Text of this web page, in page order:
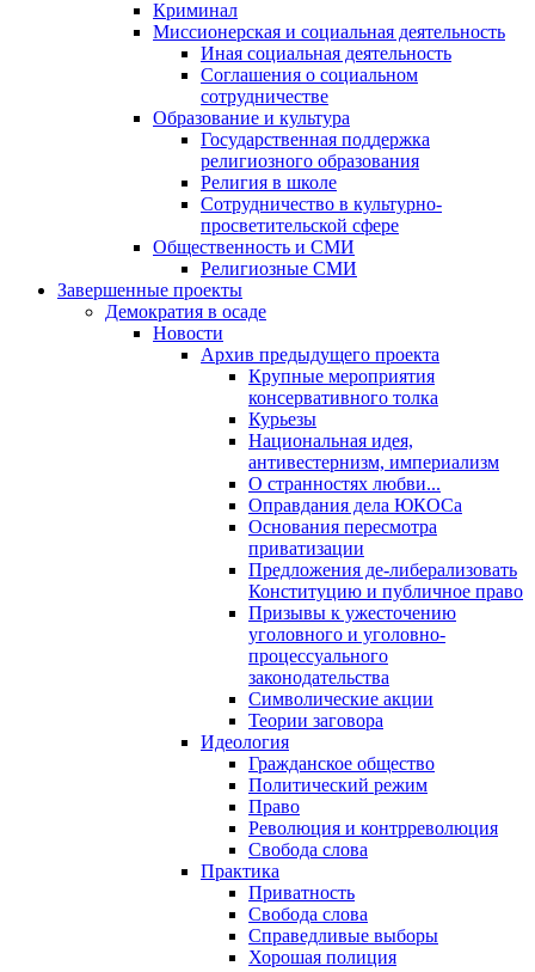
Криминал
Миссионерская и социальная деятельность
Иная социальная деятельность
Соглашения о социальном
сотрудничестве
Образование и культура
Государственная поддержка
религиозного образования
Религия в школе
Сотрудничество в культурно-
просветительской сфере
Общественность и СМИ
Религиозные СМИ
Завершенные проекты
Демократия в осаде
Новости
Архив предыдущего проекта
Крупные мероприятия
консервативного толка
Курьезы
Национальная идея,
антивестернизм, империализм
О странностях любви...
Оправдания дела ЮКОСа
Основания пересмотра
приватизации
Предложения де-либерализовать
Конституцию и публичное право
Призывы к ужесточению
уголовного и уголовно-
процессуального
законодательства
Символические акции
Теории заговора
Идеология
Гражданское общество
Политический режим
Право
Революция и контрреволюция
Свобода слова
Практика
Приватность
Свобода слова
Справедливые выборы
Хорошая полиция